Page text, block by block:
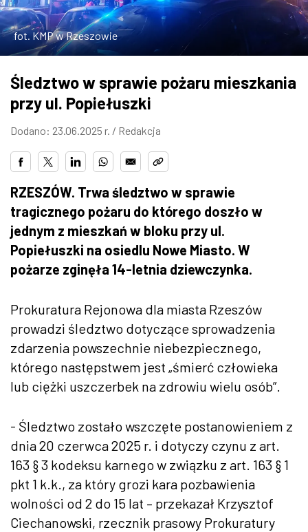
ZDJĘCIA
W RZESZOWIE
fot. KMP w Rzeszowie
Śledztwo w sprawie pożaru mieszkania
przy ul. Popiełuszki
Dodano: 23.06.2025 r. / Redakcja
RZESZÓW. Trwa śledztwo w sprawie
tragicznego pożaru do którego doszło w
jednym z mieszkań w bloku przy ul.
Popiełuszki na osiedlu Nowe Miasto. W
pożarze zginęła 14-letnia dziewczynka.
Prokuratura Rejonowa dla miasta Rzeszów
prowadzi śledztwo dotyczące sprowadzenia
zdarzenia powszechnie niebezpiecznego,
którego następstwem jest „śmierć człowieka
lub ciężki uszczerbek na zdrowiu wielu osób”.
- Śledztwo zostało wszczęte postanowieniem z
dnia 20 czerwca 2025 r. i dotyczy czynu z art.
163 § 3 kodeksu karnego w związku z art. 163 § 1
pkt 1 k.k., za który grozi kara pozbawienia
wolności od 2 do 15 lat – przekazał Krzysztof
Ciechanowski, rzecznik prasowy Prokuratury